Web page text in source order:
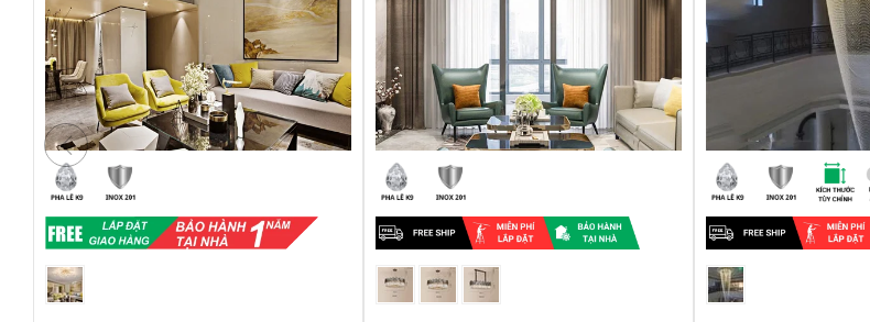
ánh sáng là trắng, vàng và trung tính. Đây là giải pháp chiếu sáng hiện đại, tiết kiệm điện, ánh sáng trung thực và
màu sắc đẹp, thẩm mỹ vô cùng
Sử dụng led smd có hiệu suất cao, chỉ số hoàn màu tốt, tuổi thọ bền nên bạn có thể thắp sáng một thời gian dài
cũng không ảnh hưởng gì đến chất lượng của đèn